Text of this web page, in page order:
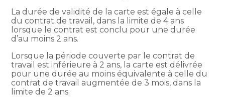
La durée de validité de la carte est égale à celle
du contrat de travail, dans la limite de 4 ans
lorsque le contrat est conclu pour une durée
d’au moins 2 ans.
Lorsque la période couverte par le contrat de
travail est inférieure à 2 ans, la carte est délivrée
pour une durée au moins équivalente à celle du
contrat de travail augmentée de 3 mois, dans la
limite de 2 ans.